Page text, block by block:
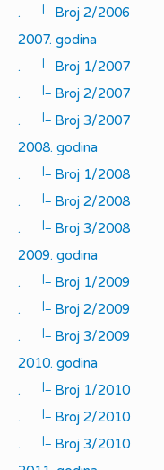
.
|_
Broj 2/2006
2007. godina
.
|_
Broj 1/2007
.
|_
Broj 2/2007
.
|_
Broj 3/2007
2008. godina
.
|_
Broj 1/2008
.
|_
Broj 2/2008
.
|_
Broj 3/2008
2009. godina
.
|_
Broj 1/2009
.
|_
Broj 2/2009
.
|_
Broj 3/2009
2010. godina
.
|_
Broj 1/2010
.
|_
Broj 2/2010
.
|_
Broj 3/2010